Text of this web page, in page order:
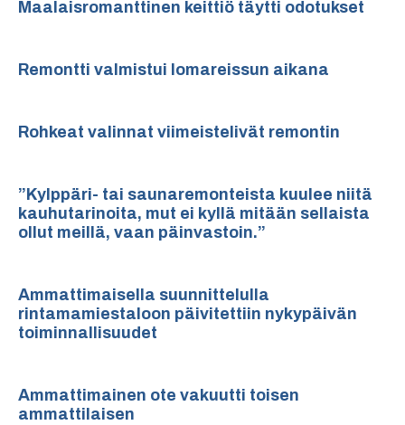
Maalaisromanttinen keittiö täytti odotukset
Remontti valmistui lomareissun aikana
Rohkeat valinnat viimeistelivät remontin
”Kylppäri- tai saunaremonteista kuulee niitä
kauhutarinoita, mut ei kyllä mitään sellaista
ollut meillä, vaan päinvastoin.”
Ammattimaisella suunnittelulla
rintamamiestaloon päivitettiin nykypäivän
toiminnallisuudet
Ammattimainen ote vakuutti toisen
ammattilaisen